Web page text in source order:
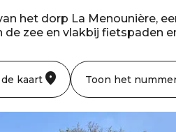
het dorp La Menounière,
de zee en vlakbij fietspaden
kaart Toon het